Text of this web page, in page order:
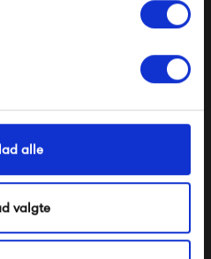
alle
valgte
Kintobe STEVE the
sleeve, Soft Rose
at modtage e-